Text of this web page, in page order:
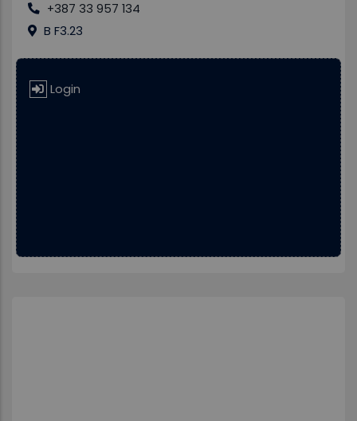
+387 33 957 134
B F3.23
Login